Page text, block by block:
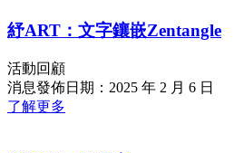
紓ART：文字鑲嵌Zentangle
活動回顧
消息發佈日期：2025 年 2 月 6 日
了解更多